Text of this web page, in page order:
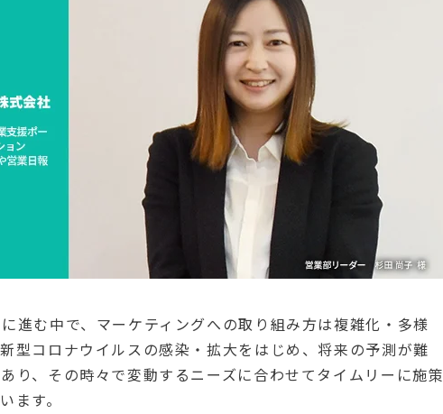
進む中で、マーケティングへの取り組み方は複雑化・多様
型コロナウイルスの感染・拡大をはじめ、将来の予測が難
り、その時々で変動するニーズに合わせてタイムリーに施策
ます。